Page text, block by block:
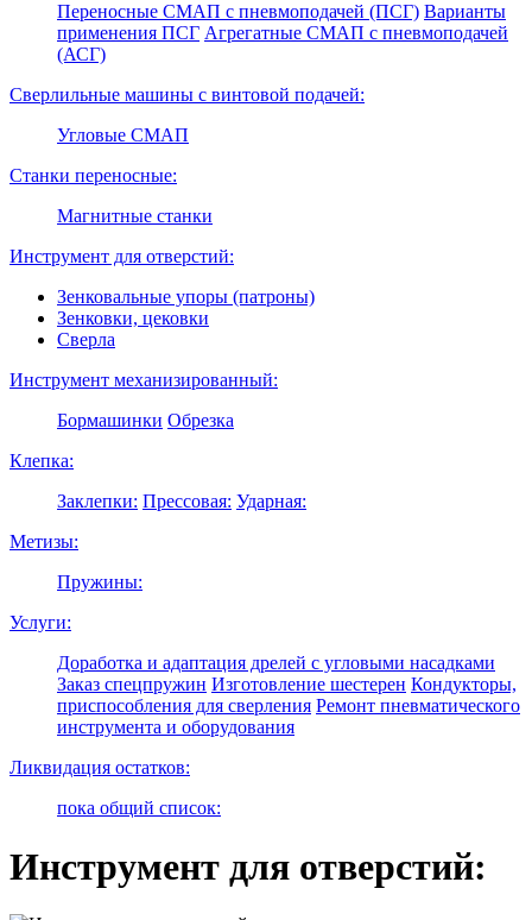
Переносные СМАП с пневмоподачей (ПСГ) Варианты
применения ПСГ Агрегатные СМАП с пневмоподачей
(АСГ)
Сверлильные машины с винтовой подачей:
Угловые СМАП
Станки переносные:
Магнитные станки
Инструмент для отверстий:
Зенковальные упоры (патроны)
Зенковки, цековки
Сверла
Инструмент механизированный:
Бормашинки Обрезка
Клепка:
Заклепки: Прессовая: Ударная:
Метизы:
Пружины:
Услуги:
Доработка и адаптация дрелей с угловыми насадками
Заказ спецпружин Изготовление шестерен Кондукторы,
приспособления для сверления Ремонт пневматического
инструмента и оборудования
Ликвидация остатков:
пока общий список:
Инструмент для отверстий: